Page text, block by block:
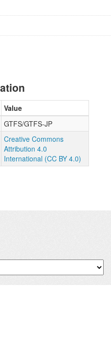
Value
GTFS/GTFS-JP
Creative Commons
Attribution 4.0
International (CC BY 4.0)